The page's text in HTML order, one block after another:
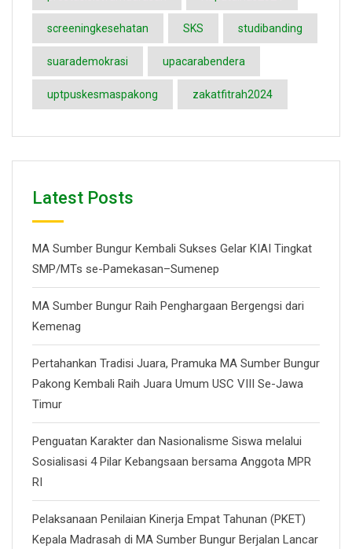
screeningkesehatan SKS studibanding
suarademokrasi upacarabendera
uptpuskesmaspakong zakatfitrah2024
Latest Posts
MA Sumber Bungur Kembali Sukses Gelar KIAI Tingkat
SMP/MTs se-Pamekasan–Sumenep
MA Sumber Bungur Raih Penghargaan Bergengsi dari
Kemenag
Pertahankan Tradisi Juara, Pramuka MA Sumber Bungur
Pakong Kembali Raih Juara Umum USC VIII Se-Jawa
Timur
Penguatan Karakter dan Nasionalisme Siswa melalui
Sosialisasi 4 Pilar Kebangsaan bersama Anggota MPR
RI
Pelaksanaan Penilaian Kinerja Empat Tahunan (PKET)
Kepala Madrasah di MA Sumber Bungur Berjalan Lancar